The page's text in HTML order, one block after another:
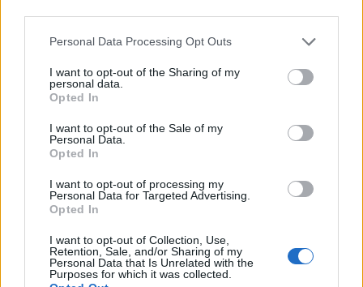
Personal Data Processing Opt Outs
I want to opt-out of the Sharing of my
personal data.
Opted In
I want to opt-out of the Sale of my
Personal Data.
Opted In
I want to opt-out of processing my
Personal Data for Targeted Advertising.
Opted In
I want to opt-out of Collection, Use,
Retention, Sale, and/or Sharing of my
Personal Data that Is Unrelated with the
Purposes for which it was collected.
LE MIGLIORI OFFERTE AMAZON